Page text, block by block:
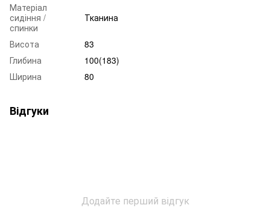
Матеріал
сидіння /
спинки
Тканина
Висота
83
Глибина
100(183)
Ширина
80
Відгуки
Додайте перший відгук